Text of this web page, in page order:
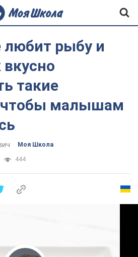
любит рыбу и
вкусно
такие
чтобы малышам
Моя Школа
444